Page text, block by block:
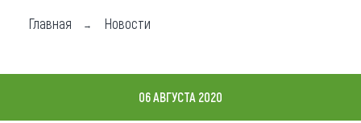
Чем заняться
Главная Новости
06 АВГУСТА 2020